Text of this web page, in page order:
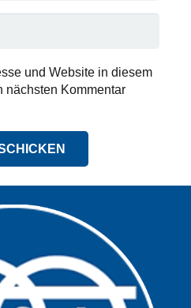
und Website in diesem
nächsten Kommentar